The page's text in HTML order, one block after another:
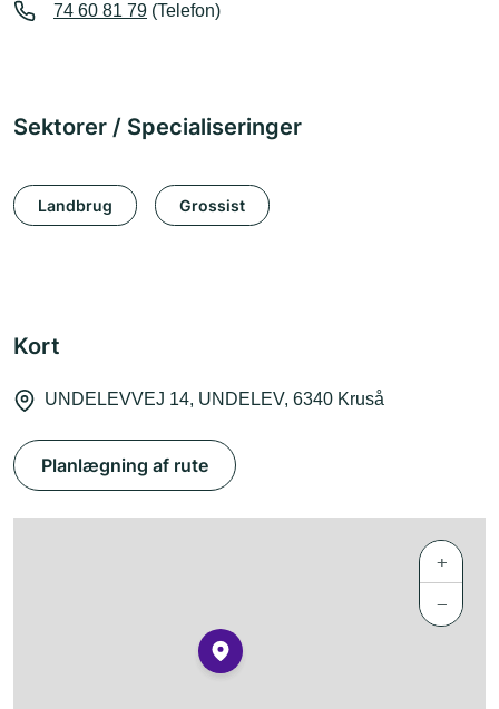
74 60 81 79 (Telefon)
Sektorer / Specialiseringer
Landbrug Grossist
Kort
UNDELEVVEJ 14, UNDELEV, 6340 Kruså
Planlægning af rute
+
−